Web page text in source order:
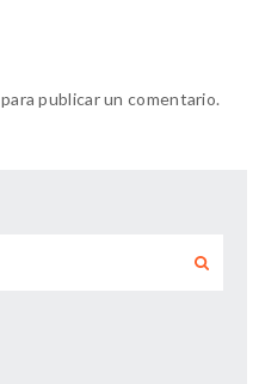
para publicar un comentario.